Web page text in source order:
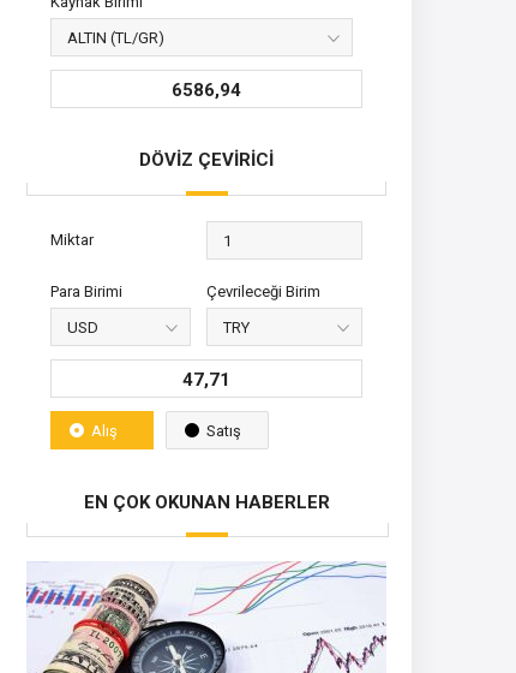
6586,94
DÖVİZ ÇEVİRİCİ
Miktar
Para Birimi Çevrileceği Birim
47,71
Alış Satış
EN ÇOK OKUNAN HABERLER